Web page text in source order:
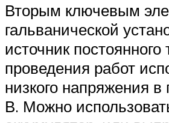
Вторым ключевым
гальванической
источник постоянного
проведения работ
низкого напряжения
В. Можно